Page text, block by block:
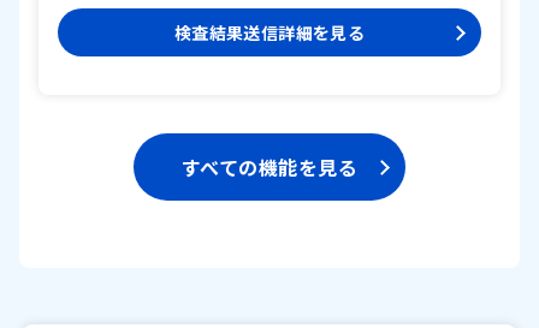
検査結果送信詳細を見る
すべての機能を見る